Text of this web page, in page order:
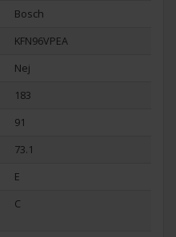
Bosch
KFN96VPEA
Nej
183
91
73.1
E
C